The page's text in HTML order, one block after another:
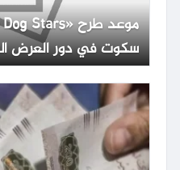
سكوت في دور العرض